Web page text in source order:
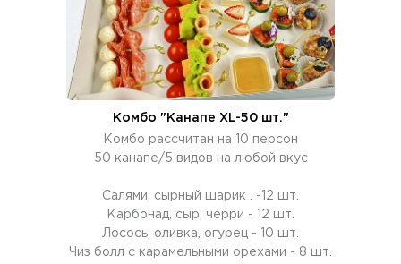
Комбо "Канапе ХL-50 шт."
Комбо рассчитан на 10 персон
50 канапе/5 видов на любой вкус
Салями, сырный шарик . -12 шт.
Карбонад, сыр, черри - 12 шт.
Лосось, оливка, огурец - 10 шт.
Чиз болл с карамельными орехами - 8 шт.